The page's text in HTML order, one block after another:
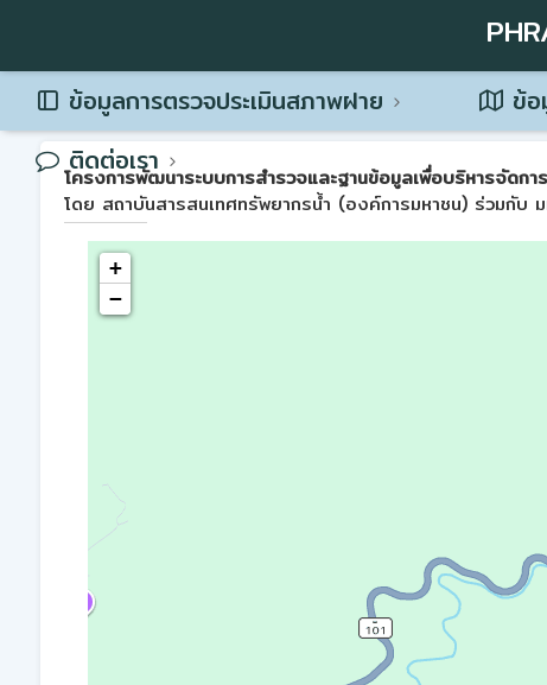
ข้อมูลการตรวจประเมินสภาพฝาย ข้
ติดต่อเรา
โครงการพัฒนาระบบการสำรวจและฐานข้อมูลเพื่อบริหารจัดก
โดย สถาบันสารสนเทศทรัพยากรน้ำ (องค์การมหาชน) ร่วมกับ
+
−